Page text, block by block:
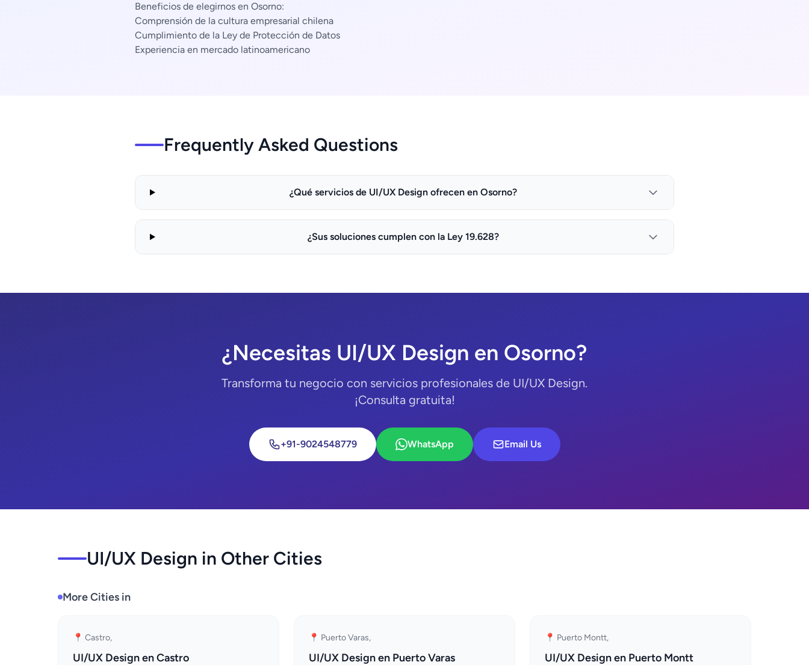
Beneficios de elegirnos en Osorno:
Comprensión de la cultura empresarial chilena
Cumplimiento de la Ley de Protección de Datos
Experiencia en mercado latinoamericano
Frequently Asked Questions
¿Qué servicios de UI/UX Design ofrecen en Osorno?
¿Sus soluciones cumplen con la Ley 19.628?
¿Necesitas UI/UX Design en Osorno?
Transforma tu negocio con servicios profesionales de UI/UX Design.
¡Consulta gratuita!
+91-9024548779 WhatsApp Email Us
UI/UX Design in Other Cities
More Cities in
📍 Castro,
UI/UX Design en Castro
📍 Puerto Varas,
UI/UX Design en Puerto Varas
📍 Puerto Montt,
UI/UX Design en Puerto Montt